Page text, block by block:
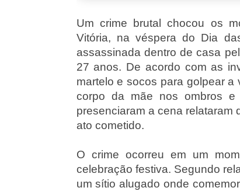
Um crime brutal chocou os
Vitória, na véspera do Dia
assassinada dentro de casa
27 anos. De acordo com as
martelo e socos para golpear
corpo da mãe nos ombros e
presenciaram a cena relataram
ato cometido.
O crime ocorreu em um
celebração festiva. Segundo
um sítio alugado onde